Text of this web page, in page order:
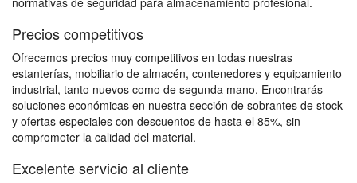
Precios competitivos
Ofrecemos precios muy competitivos en todas nuestras
estanterías, mobiliario de almacén, contenedores y equipamiento
industrial, tanto nuevos como de segunda mano. Encontrarás
soluciones económicas en nuestra sección de sobrantes de stock
y ofertas especiales con descuentos de hasta el 85%, sin
comprometer la calidad del material.
Excelente servicio al cliente